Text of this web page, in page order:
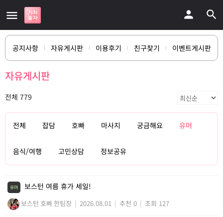
공지사항 자유게시판 이용후기 친구찾기 이벤트게시판
자유게시판
전체 779
전체 잡담 호빠 마사지 궁금해요 유머
음식/여행 고민상담 정보공유
유머 보스턴 여름 휴가 세일!
보스턴 호빠 한팀장 | 2026.08.01 | 추천 0 | 조회 127